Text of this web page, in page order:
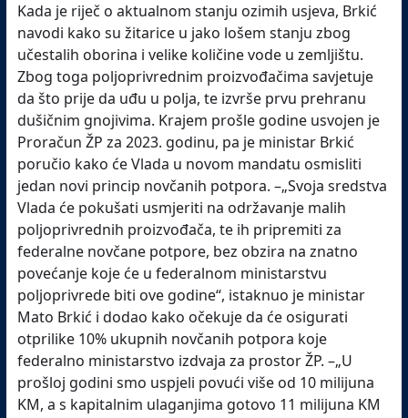
Kada je riječ o aktualnom stanju ozimih usjeva, Brkić
navodi kako su žitarice u jako lošem stanju zbog
učestalih oborina i velike količine vode u zemljištu.
Zbog toga poljoprivrednim proizvođačima savjetuje
da što prije da uđu u polja, te izvrše prvu prehranu
dušičnim gnojivima. Krajem prošle godine usvojen je
Proračun ŽP za 2023. godinu, pa je ministar Brkić
poručio kako će Vlada u novom mandatu osmisliti
jedan novi princip novčanih potpora. –„Svoja sredstva
Vlada će pokušati usmjeriti na održavanje malih
poljoprivrednih proizvođača, te ih pripremiti za
federalne novčane potpore, bez obzira na znatno
povećanje koje će u federalnom ministarstvu
poljoprivrede biti ove godine“, istaknuo je ministar
Mato Brkić i dodao kako očekuje da će osigurati
otprilike 10% ukupnih novčanih potpora koje
federalno ministarstvo izdvaja za prostor ŽP. –„U
prošloj godini smo uspjeli povući više od 10 milijuna
KM, a s kapitalnim ulaganjima gotovo 11 milijuna KM